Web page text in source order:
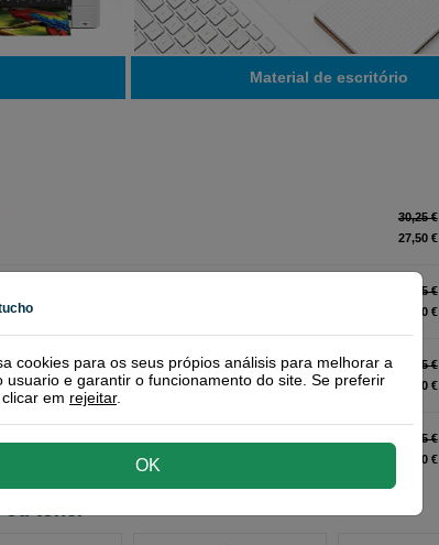
Material de escritório
30,25 €
27,50 €
24,75 €
22,50 €
30,25 €
27,50 €
54,45 €
49,50 €
ou toner
cookies para os seus própios análisis para melhorar a
usuario e garantir o funcionamento do site. Se preferir
em rejeitar.
OK